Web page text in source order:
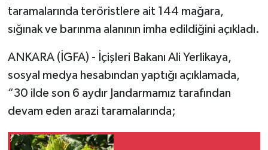
taramalarında teröristlere ait 144 mağara,
sığınak ve barınma alanının imha edildiğini açıkladı.
ANKARA (İGFA) - İçişleri Bakanı Ali Yerlikaya,
sosyal medya hesabından yaptığı açıklamada,
“30 ilde son 6 aydır Jandarmamız tarafından
devam eden arazi taramalarında;